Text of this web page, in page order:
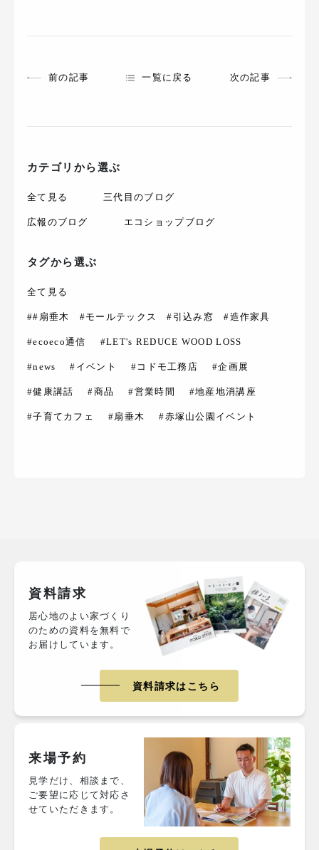
前の記事 一覧に戻る 次の記事
カテゴリから選ぶ
全て見る 三代目のブログ
広報のブログ エコショップブログ
タグから選ぶ
全て見る
##扇垂木 #モールテックス #引込み窓 #造作家具
#ecoeco通信 #LET's REDUCE WOOD LOSS
#news #イベント #コドモ工務店 #企画展
#健康講話 #商品 #営業時間 #地産地消講座
#子育てカフェ #扇垂木 #赤塚山公園イベント
資料請求
居心地のよい家づくり
のための資料を無料で
お届けしています。
資料請求はこちら
来場予約
見学だけ、相談まで、
ご要望に応じて対応さ
せていただきます。